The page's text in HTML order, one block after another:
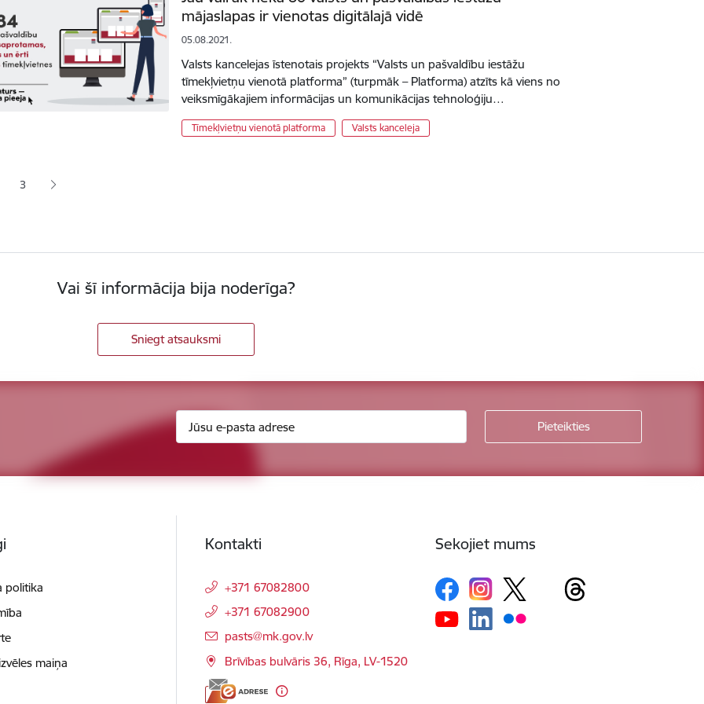
mājaslapas ir vienotas digitālajā vidē
05.08.2021.
Valsts kancelejas īstenotais projekts “Valsts un pašvaldību iestāžu
tīmekļvietņu vienotā platforma” (turpmāk – Platforma) atzīts kā viens no
veiksmīgākajiem informācijas un komunikācijas tehnoloģiju…
Tīmekļvietņu vienotā platforma Valsts kanceleja
lapaLapa
3
Vai šī informācija bija noderīga?
Sniegt atsauksmi
politika
maiņa
Kontakti
+371 67082800
+371 67082900
E-pasts:
pasts@mk.gov.lv
Brīvības bulvāris 36, Rīga, LV-1520
Sekojiet mums